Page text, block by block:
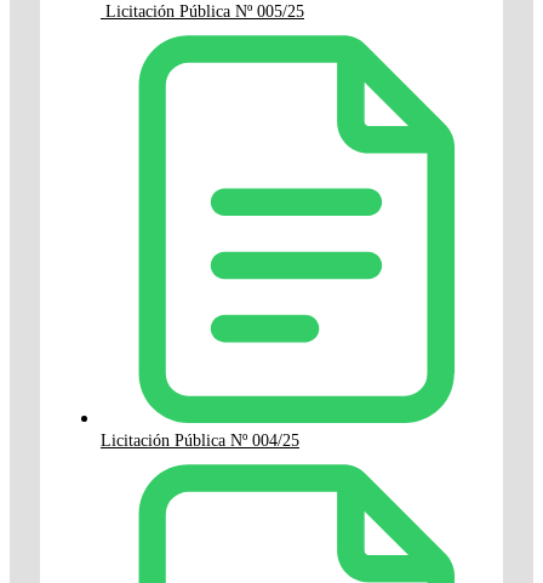
Licitación Pública Nº 005/25
Licitación Pública Nº 004/25